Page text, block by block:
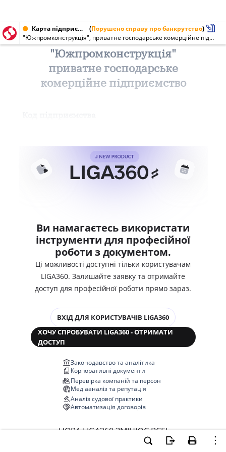
Карта підприємства від 16.06.2004 № 21914678 (Порушено справу про банкрутство)
"Южпромконструкція", приватне господарське комерційне підприємство
"Южпромконструкція"
приватне господарське
комерційне підприємство
Ви намагаєтесь використати
інструменти для професійної
роботи з документом.
Ці можливості доступні тільки користувачам
LIGA360. Залишайте заявку та отримайте
доступ для професійної роботи прямо зараз.
ВХІД ДЛЯ КОРИСТУВАЧІВ LIGA360
ХОЧУ СПРОБУВАТИ LIGA360 - ОТРИМАТИ
ДОСТУП
Законодавство та аналітика
Корпоративні документи
Перевірка компаній та персон
Медіааналіз та репутація
Аналіз судової практики
Автоматизація договорів
НОВА LIGA360 ЗМІНЮЄ ВСЕ!